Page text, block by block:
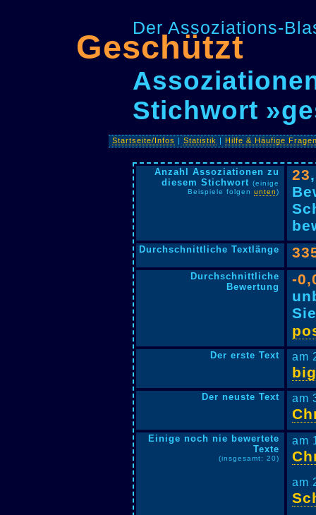
Der Assoziations-
Geschützt
Stichwort
Startseite/Infos |Statistik |Hilfe & Häufige
Anzahl Assoziationen zu
diesem Stichwort (einige
Beispiele folgen unten)
23
Durchschnittliche Textlänge
Durchschnittliche
Bewertung
-
Der erste Text am
Der neuste Text am
Einige noch nie bewertete
Texte
(insgesamt: 20)
am
am